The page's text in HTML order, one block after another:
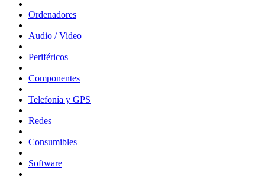
Ordenadores
Audio / Video
Periféricos
Componentes
Telefonía y GPS
Redes
Consumibles
Software